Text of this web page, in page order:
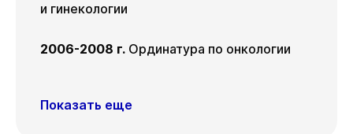
и гинекологии
2006-2008 г. Ординатура по онкологии
Показать еще